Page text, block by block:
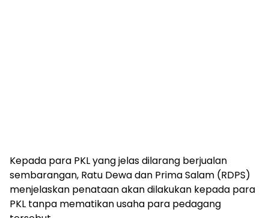
Kepada para PKL yang jelas dilarang berjualan
sembarangan, Ratu Dewa dan Prima Salam (RDPS)
menjelaskan penataan akan dilakukan kepada para
PKL tanpa mematikan usaha para pedagang